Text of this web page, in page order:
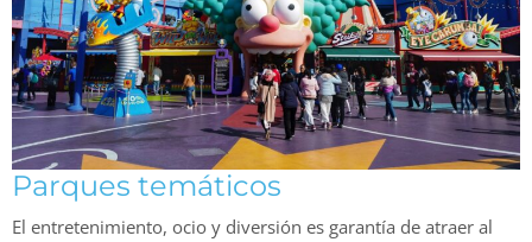
Parques temáticos
El entretenimiento, ocio y diversión es garantía de atraer al